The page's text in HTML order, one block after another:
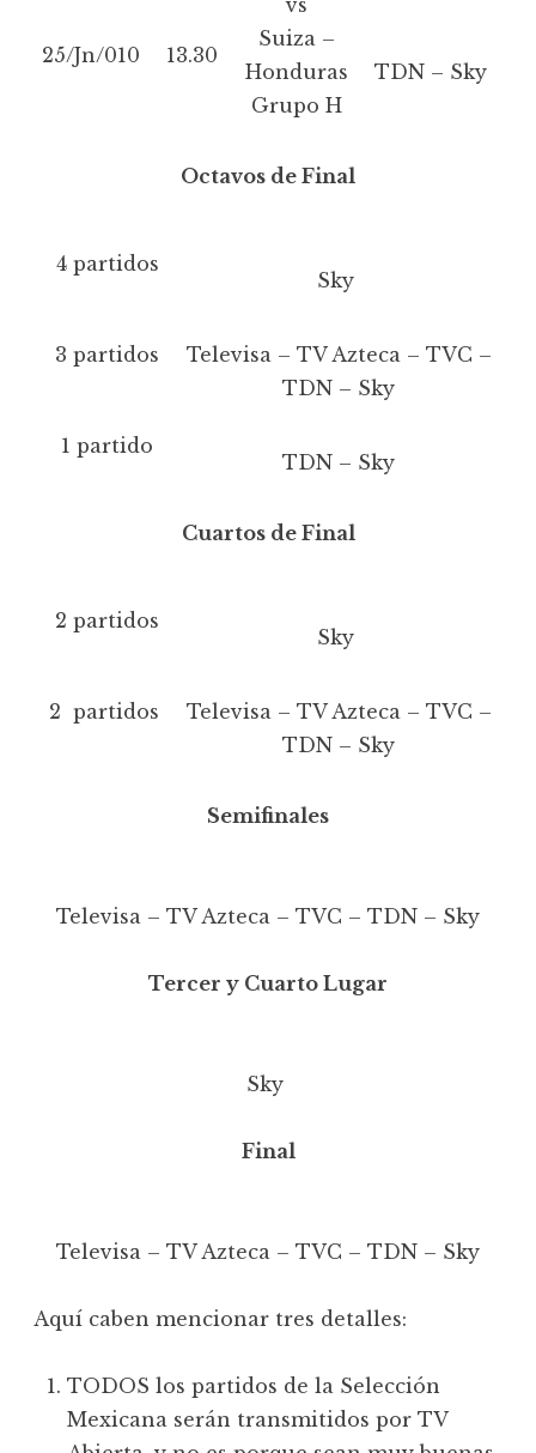
25/Jn/010 13.30
vs
Suiza –
Honduras
Grupo H
TDN – Sky
Octavos de Final
4 partidos
Sky
3 partidos
Televisa – TV Azteca – TVC –
TDN – Sky
1 partido
TDN – Sky
Cuartos de Final
2 partidos
Sky
2 partidos
Televisa – TV Azteca – TVC –
TDN – Sky
Semifinales
Televisa – TV Azteca – TVC – TDN – Sky
Tercer y Cuarto Lugar
Sky
Final
Televisa – TV Azteca – TVC – TDN – Sky
Aquí caben mencionar tres detalles:
TODOS los partidos de la Selección
Mexicana serán transmitidos por TV